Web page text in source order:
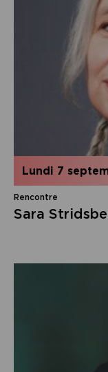
lundi 7
Rencontre
Sara